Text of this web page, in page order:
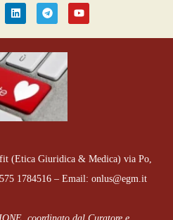
(Etica Giuridica & Medica) via Po,
1784516 – Email: onlus@egm.it